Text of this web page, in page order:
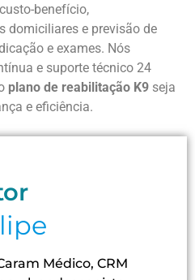
benefício,
domiciliares e previsão de
e exames. Nós
e suporte técnico 24
plano de reabilitação K9 seja
e eficiência.
Médico, CRM